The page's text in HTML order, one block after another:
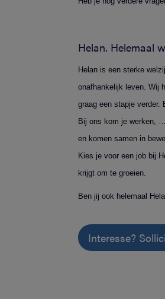
Helan. Helemaal
Helan is een sterke
onafhankelijk leven. Wij
graag een stapje verder.
Bij ons kom je werken,
en komen samen in
Kies je voor een job bij
krijgt om te groeien.
Ben jij ook helemaal
Interesse?